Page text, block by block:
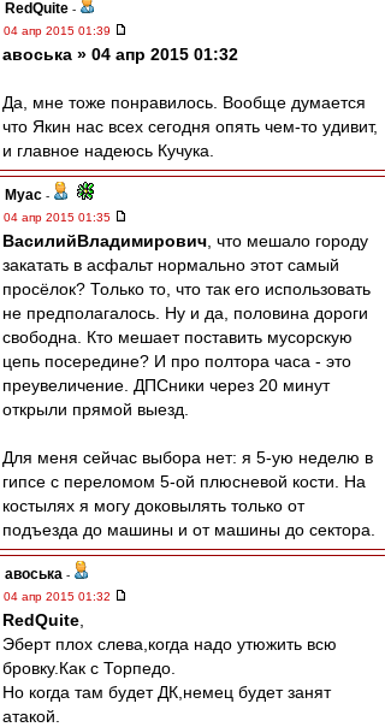
RedQuite -
04 апр 2015 01:39
авоська » 04 апр 2015 01:32
Да, мне тоже понравилось. Вообще думается
что Якин нас всех сегодня опять чем-то удивит,
и главное надеюсь Кучука.
Myac -
04 апр 2015 01:35
ВасилийВладимирович , что мешало городу
закатать в асфальт нормально этот самый
просёлок? Только то, что так его использовать
не предполагалось. Ну и да, половина дороги
свободна. Кто мешает поставить мусорскую
цепь посередине? И про полтора часа - это
преувеличение. ДПСники через 20 минут
открыли прямой выезд.
Для меня сейчас выбора нет: я 5-ую неделю в
гипсе с переломом 5-ой плюсневой кости. На
костылях я могу доковылять только от
подъезда до машины и от машины до сектора.
авоська -
04 апр 2015 01:32
RedQuite
Эберт плох слева,когда надо утюжить всю
бровку.Как с Торпедо.
Но когда там будет ДК,немец будет занят
атакой.